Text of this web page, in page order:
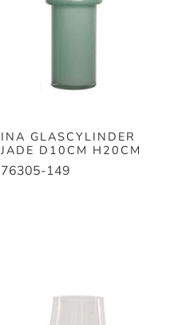
INA GLASCYLINDER
JADE D10CM H20CM
76305-149